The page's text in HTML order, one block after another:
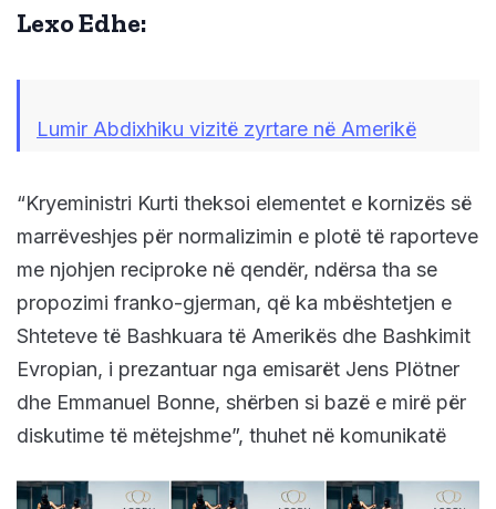
Lexo Edhe:
Lumir Abdixhiku vizitë zyrtare në Amerikë
“Kryeministri Kurti theksoi elementet e kornizës së
marrëveshjes për normalizimin e plotë të raporteve
me njohjen reciproke në qendër, ndërsa tha se
propozimi franko-gjerman, që ka mbështetjen e
Shteteve të Bashkuara të Amerikës dhe Bashkimit
Evropian, i prezantuar nga emisarët Jens Plötner
dhe Emmanuel Bonne, shërben si bazë e mirë për
diskutime të mëtejshme”, thuhet në komunikatë